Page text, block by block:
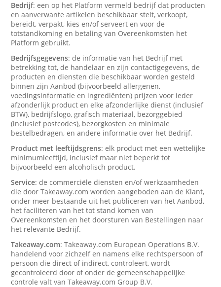
Bedrijf: een op het Platform vermeld bedrijf dat producten
en aanverwante artikelen beschikbaar stelt, verkoopt,
bereidt, verpakt, kies en/of serveert en voor de
totstandkoming en betaling van Overeenkomsten het
Platform gebruikt.
Bedrijfsgegevens: de informatie van het Bedrijf met
betrekking tot, de handelaar en zijn contactigegevens, de
producten en diensten die beschikbaar worden gesteld
binnen zijn Aanbod (bijvoorbeeld allergenen,
voedingsinformatie en ingrediënten) prijzen voor ieder
afzonderlijk product en elke afzonderlijke dienst (inclusief
BTW), bedrijfslogo, grafisch materiaal, bezorggebied
(inclusief postcodes), bezorgkosten en minimale
bestelbedragen, en andere informatie over het Bedrijf.
Product met leeftijdsgrens: elk product met een wettelijke
minimumleeftijd, inclusief maar niet beperkt tot
bijvoorbeeld een alcoholisch product.
Service: de commerciële diensten en/of werkzaamheden
die door Takeaway.com worden aangeboden aan de Klant,
onder meer bestaande uit het publiceren van het Aanbod,
het faciliteren van het tot stand komen van
Overeenkomsten en het doorsturen van Bestellingen naar
het relevante Bedrijf.
Takeaway.com: Takeaway.com European Operations B.V.
handelend voor zichzelf en namens elke rechtspersoon of
persoon die direct of indirect, controleert, wordt
gecontroleerd door of onder de gemeenschappelijke
controle valt van Takeaway.com Group B.V.